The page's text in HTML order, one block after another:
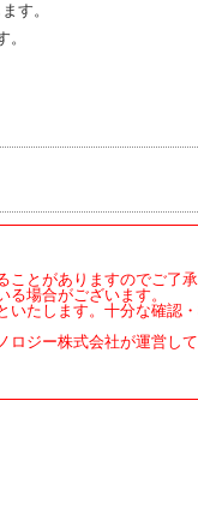
す。
とがありますのでご了承
場合がございます。
たします。十分な確認
ジー株式会社が運営し